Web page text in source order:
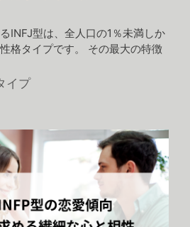
INFJ型は、全人口の1％未満しか
格タイプです。 その最大の特徴
イプ